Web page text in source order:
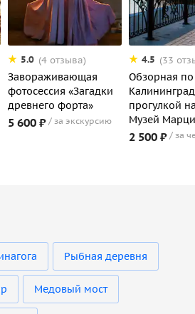
5.0 (4 отзыва)
Завораживающая
фотосессия «Загадки
древнего форта»
5 600 ₽ за экскурсию
4.5 (33
Обзорная по
прогулкой
Музей
2 500 ₽ за
Рыбная деревня
Медовый мост